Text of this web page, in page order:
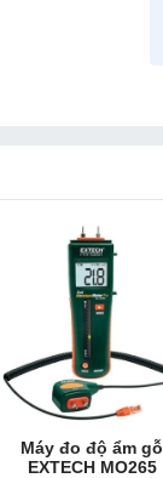
Máy đo độ ẩm gỗ
EXTECH MO265